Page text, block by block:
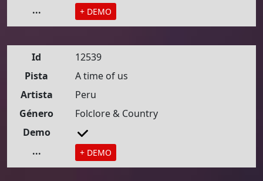
...
+ DEMO
Id
12539
Pista
A time of us
Artista
Peru
Género
Folclore & Country
Demo
...
+ DEMO